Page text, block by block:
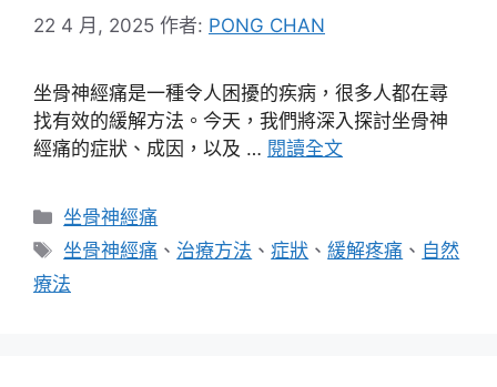
22 4 月, 2025 作者: PONG CHAN
坐骨神經痛是一種令人困擾的疾病，很多人都在尋
找有效的緩解方法。今天，我們將深入探討坐骨神
經痛的症狀、成因，以及 … 閱讀全文
分
類
坐骨神經痛
標
籤
坐骨神經痛 、 治療方法 、症狀 、緩解疼痛 、 自然
療法